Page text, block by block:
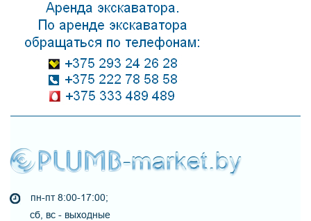
пн-пт 8:00-17:00;
сб, вс - выходные